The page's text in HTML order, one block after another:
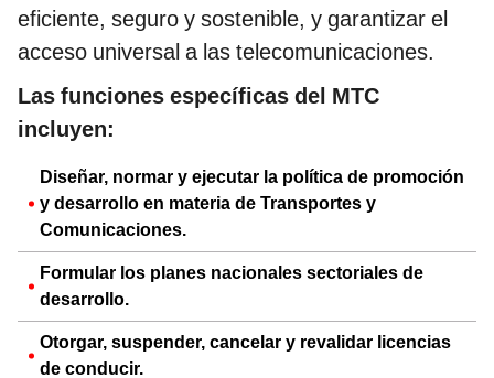
eficiente, seguro y sostenible, y garantizar el
acceso universal a las telecomunicaciones.
Las funciones específicas del MTC
incluyen:
Diseñar, normar y ejecutar la política de promoción
y desarrollo en materia de Transportes y
Comunicaciones.
Formular los planes nacionales sectoriales de
desarrollo.
Otorgar, suspender, cancelar y revalidar licencias
de conducir.